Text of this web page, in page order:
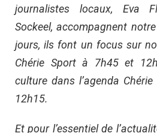
journalistes locaux, Eva
Sockeel, accompagnent
jours, ils font un focus sur
Chérie Sport à 7h45 et
culture dans l’agenda
12h15.
Et pour l’essentiel de